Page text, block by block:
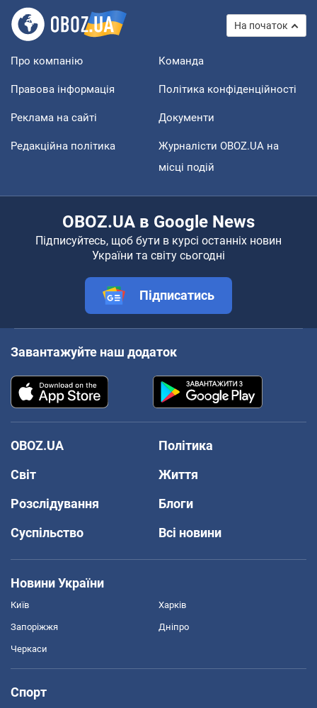
На початок
Про компанію Команда
Правова інформація Політика конфіденційності
Реклама на сайті Документи
Редакційна політика
Журналісти OBOZ.UA на
місці подій
OBOZ.UA в Google News
Підписуйтесь, щоб бути в курсі останніх новин
України та світу сьогодні
Підписатись
Завантажуйте наш додаток
OBOZ.UA
Політика
Світ
Життя
Розслідування
Блоги
Суспільство
Всі новини
Новини України
Київ Харків
Запоріжжя Дніпро
Черкаси
Спорт